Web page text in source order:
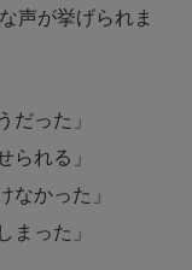
声が挙げられま
だった」
られる」
なかった」
まった」